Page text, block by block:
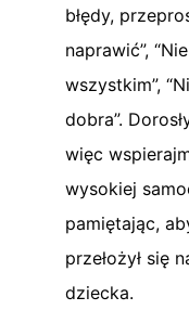
błędy,
naprawić”,
wszystkim”,
dobra”.
więc
wysokiej
pamiętając,
przełożył się
dziecka.